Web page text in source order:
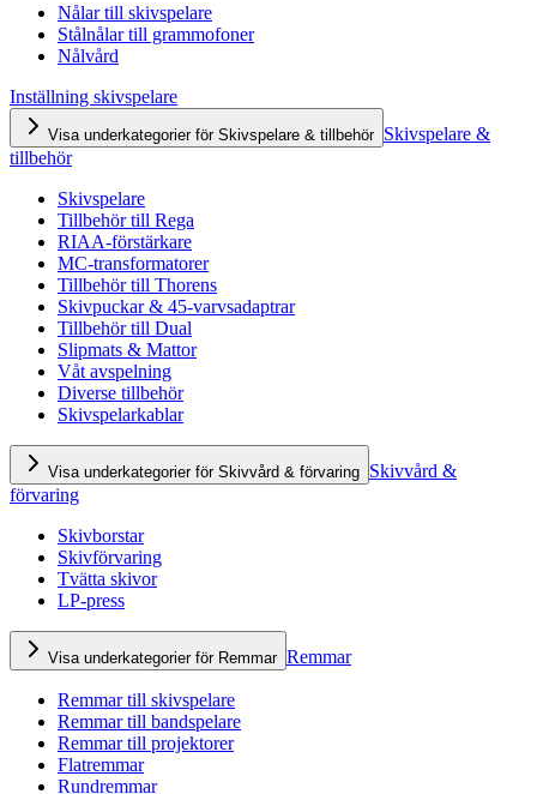
Nålar till skivspelare
Stålnålar till grammofoner
Nålvård
Inställning skivspelare
Visa underkategorier för Skivspelare & tillbehör Skivspelare &
tillbehör
Skivspelare
Tillbehör till Rega
RIAA-förstärkare
MC-transformatorer
Tillbehör till Thorens
Skivpuckar & 45-varvsadaptrar
Tillbehör till Dual
Slipmats & Mattor
Våt avspelning
Diverse tillbehör
Skivspelarkablar
Visa underkategorier för Skivvård & förvaring Skivvård &
förvaring
Skivborstar
Skivförvaring
Tvätta skivor
LP-press
Visa underkategorier för Remmar Remmar
Remmar till skivspelare
Remmar till bandspelare
Remmar till projektorer
Flatremmar
Rundremmar